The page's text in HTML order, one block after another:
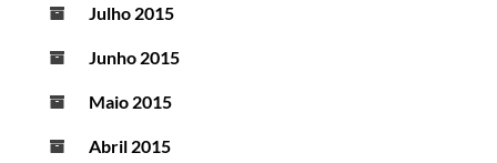
Julho 2015
Junho 2015
Maio 2015
Abril 2015